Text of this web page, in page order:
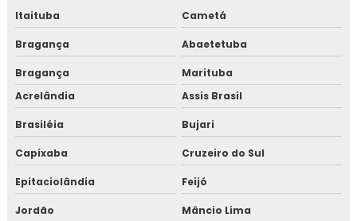
Itaituba Cametá
Bragança Abaetetuba
Bragança
Marituba
Acrelândia
Assis Brasil
Brasiléia Bujari
Capixaba Cruzeiro do Sul
Epitaciolândia Feijó
Jordão Mâncio Lima